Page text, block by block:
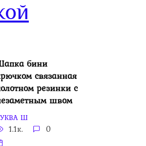
бини
связанная
резинки с
швом
Ш
1.1к. 0